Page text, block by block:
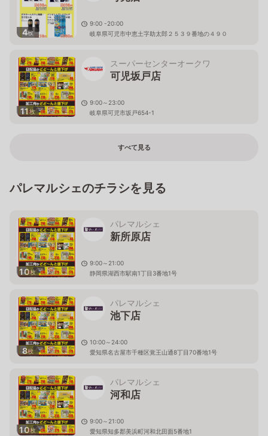
4枚
9:00 -20:00
岐阜県可児市中恵土字助太郎２５３９番地の４９０
11枚
スーパーセンターオークワ
可児坂戸店
9:00～23:00
岐阜県可児市坂戸654-1
すべて見る
パレマルシェのチラシを見る
10枚
パレマルシェ
新所原店
9:00～21:00
静岡県湖西市駅南1丁目3番地1号
8枚
パレマルシェ
池下店
10:00～24:00
愛知県名古屋市千種区覚王山通8丁目70番地1号
10枚
パレマルシェ
河和店
9:00～21:00
愛知県知多郡美浜町河和北田面5番地1